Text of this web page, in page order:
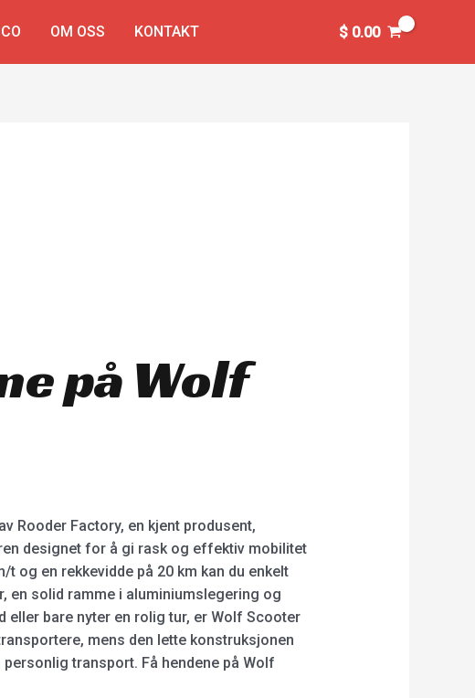
OM OSS KONTAKT $0.00
på Wolf
Rooder Factory, en kjent produsent,
designet for å gi rask og effektiv mobilitet
og en rekkevidde på 20 km kan du enkelt
en solid ramme i aluminiumslegering og
eller bare nyter en rolig tur, er Wolf Scooter
mens den lette konstruksjonen
transport. Få hendene på Wolf